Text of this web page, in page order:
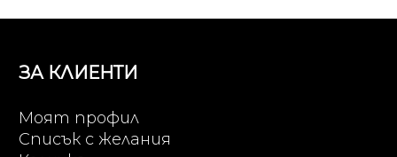
ЗА КЛИЕНТИ
Моят профил
Списък с желания